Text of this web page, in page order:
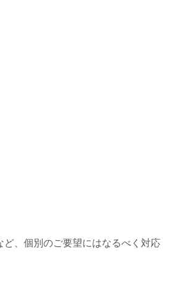
、個別のご要望にはなるべく対応